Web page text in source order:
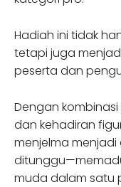
Hadiah ini tidak
tetapi juga
peserta dan
Dengan
dan kehadiran
menjelma
muda dalam satu